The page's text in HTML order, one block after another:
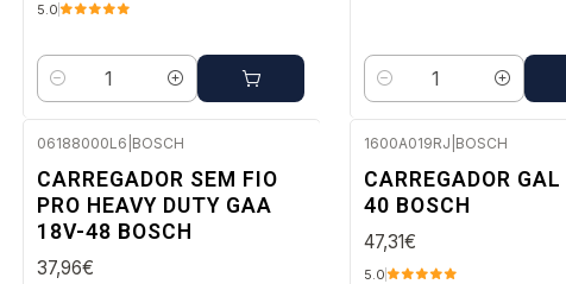
5.0
Quantidade Quantidade
06188000L6 BOSCH
CARREGADOR SEM FIO
PRO HEAVY DUTY GAA
18V-48 BOSCH
37,96€
1600A019RJ BOSCH
CARREGADOR
40 BOSCH
47,31€
5.0